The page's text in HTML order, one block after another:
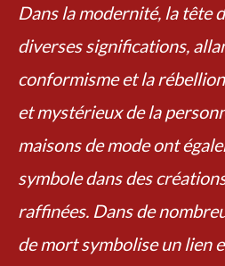
Dans la modernité, la tête
diverses significations,
conformisme et la
et mystérieux de la
maisons de mode ont
symbole dans des
raffinées. Dans de
de mort symbolise un lien